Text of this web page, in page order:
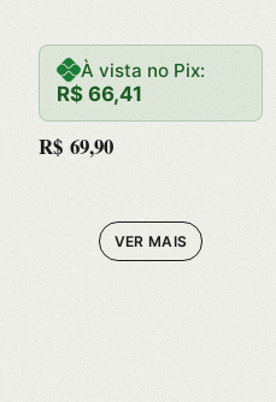
À vista no Pix:
R$ 66,41
R$ 69,90
VER MAIS